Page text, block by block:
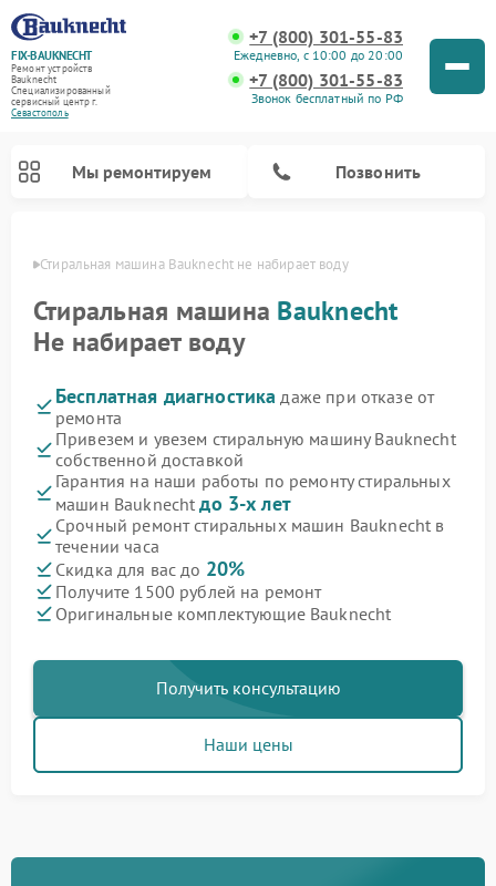
FIX-BAUKNECHT
Ремонт устройств
Bauknecht
Специализированный
cервисный центр г.
Севастополь
+7 (800) 301-55-83
Ежедневно, с 10:00 до 20:00
+7 (800) 301-55-83
Звонок бесплатный по РФ
Мы ремонтируем Позвонить
Стиральная машина Bauknecht не набирает воду
Стиральная машина Bauknecht
Не набирает воду
Бесплатная диагностика даже при отказе от
ремонта
Привезем и увезем стиральную машину Bauknecht
собственной доставкой
Гарантия на наши работы по ремонту стиральных
машин Bauknechtдо 3-х лет
Срочный ремонт стиральных машин Bauknecht в
течении часа
Скидка для вас до 20%
Получите 1500 рублей на ремонт
Оригинальные комплектующие Bauknecht
Получить консультацию
Наши цены